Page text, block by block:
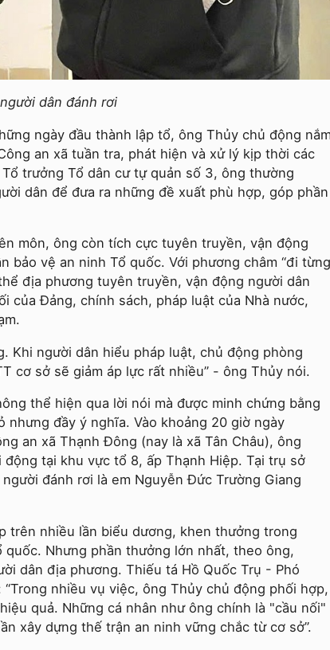
dân đánh rơi
ngày đầu thành lập tổ, ông Thủy chủ động
an xã tuần tra, phát hiện và xử lý kịp thời các
trưởng Tổ dân cư tự quản số 3, ông thường
dân để đưa ra những đề xuất phù hợp, góp phần
môn, ông còn tích cực tuyên truyền, vận động
bảo vệ an ninh Tổ quốc. Với phương châm “đi từng
địa phương tuyên truyền, vận động người dân
của Đảng, chính sách, pháp luật của Nhà nước,
Khi người dân hiểu pháp luật, chủ động phòng
cơ sở sẽ giảm áp lực rất nhiều” - ông Thủy nói.
thể hiện qua lời nói mà được minh chứng bằng
đầy ý nghĩa. Vào khoảng 20 giờ ngày
an xã Thạnh Đông (nay là xã Tân Châu), ông
tại khu vực tổ 8, ấp Thạnh Hiệp. Tại trụ sở
đánh rơi là em Nguyễn Đức Trường Giang
trên nhiều lần biểu dương, khen thưởng trong
quốc. Nhưng phần thưởng lớn nhất, theo ông,
dân địa phương. Thiếu tá Hồ Quốc Trụ - Phó
nhiều vụ việc, ông Thủy chủ động phối hợp,
quả. Những cá nhân như ông chính là "cầu nối"
xây dựng thế trận an ninh vững chắc từ cơ sở”.